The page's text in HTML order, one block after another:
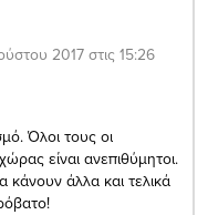
2017 στις 15:26
Όλοι τους οι
είναι ανεπιθύμητοι.
κάνουν άλλα και τελικά